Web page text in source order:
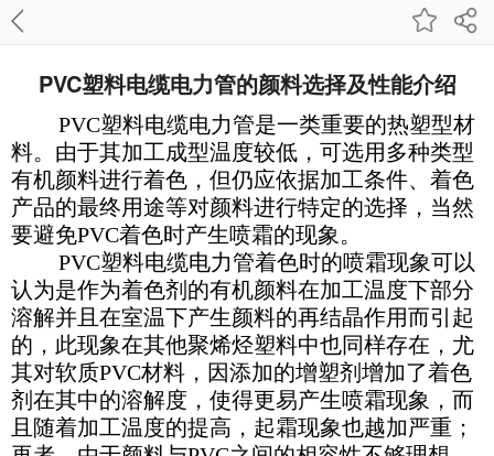
PVC塑料电缆电力管的颜料选择及性能介绍
PVC塑料电缆电力管是一类重要的热塑型材
料。由于其加工成型温度较低，可选用多种类型
有机颜料进行着色，但仍应依据加工条件、着色
产品的最终用途等对颜料进行特定的选择，当然
要避免PVC着色时产生喷霜的现象。
PVC塑料电缆电力管着色时的喷霜现象可以
认为是作为着色剂的有机颜料在加工温度下部分
溶解并且在室温下产生颜料的再结晶作用而引起
的，此现象在其他聚烯烃塑料中也同样存在，尤
其对软质PVC材料，因添加的增塑剂增加了着色
剂在其中的溶解度，使得更易产生喷霜现象，而
且随着加工温度的提高，起霜现象也越加严重；